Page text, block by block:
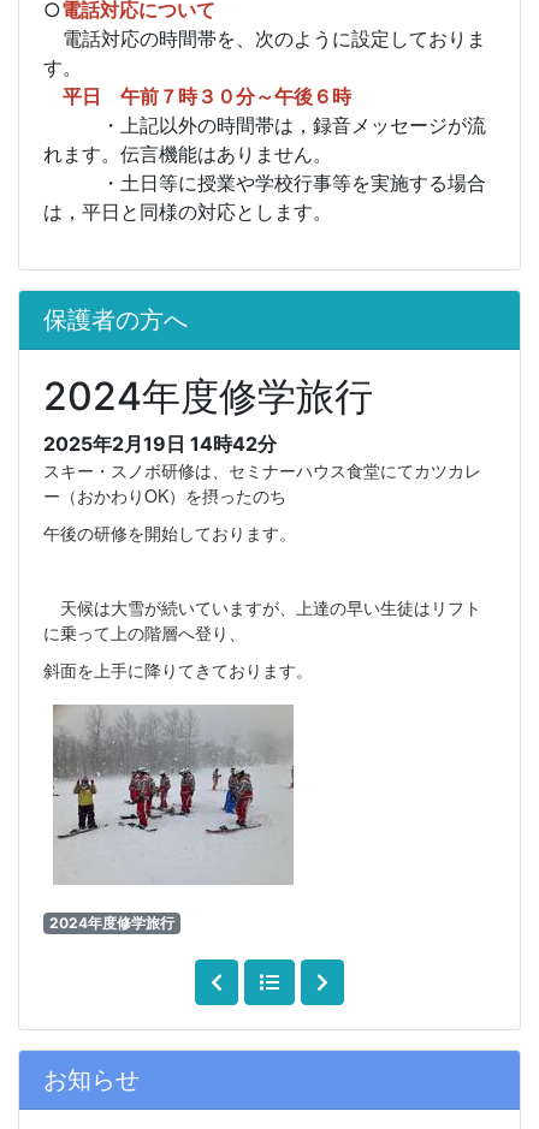
お知らせ
○電話対応について
電話対応の時間帯を、次のように設定しておりま
す。
平日 午前７時３０分～午後６時
・上記以外の時間帯は，録音メッセージが流
れます。伝言機能はありません。
・土日等に授業や学校行事等を実施する場合
は，平日と同様の対応とします。
保護者の方へ
2024年度修学旅行
2025年2月19日 14時42分
スキー・スノボ研修は、セミナーハウス食堂にてカツカレ
ー（おかわりOK）を摂ったのち
午後の研修を開始しております。
天候は大雪が続いていますが、上達の早い生徒はリフト
に乗って上の階層へ登り、
斜面を上手に降りてきております。
2024年度修学旅行